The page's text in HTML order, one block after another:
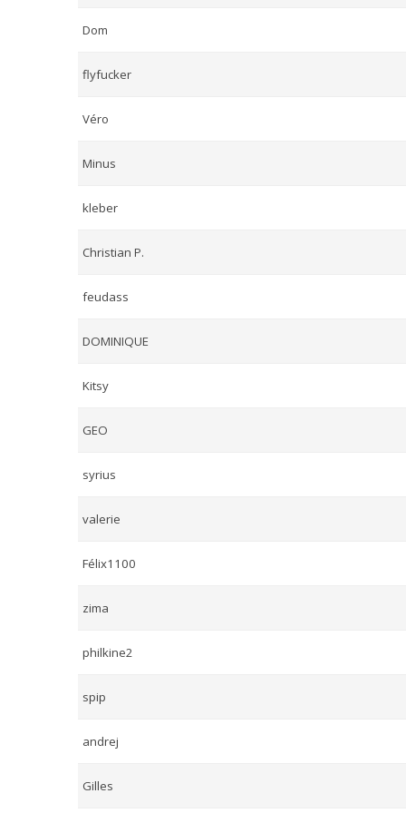
Dom
flyfucker
Véro
Minus
kleber
Christian P.
feudass
DOMINIQUE
Kitsy
GEO
syrius
valerie
Félix1100
zima
philkine2
spip
andrej
Gilles